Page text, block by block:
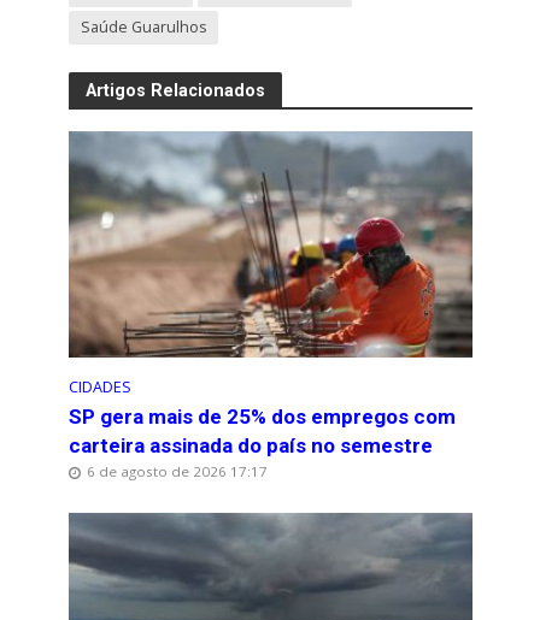
Saúde Guarulhos
Artigos Relacionados
CIDADES
SP gera mais de 25% dos empregos com
carteira assinada do país no semestre
6 de agosto de 2026 17:17